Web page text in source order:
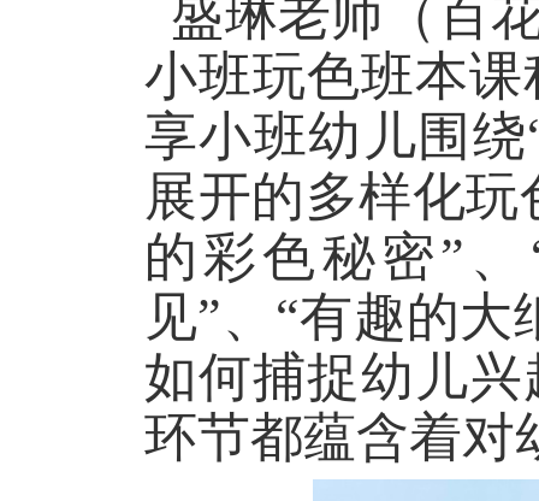
盛琳老师（百
小班玩色班本
享小班幼儿围绕
展开的多样化
的彩色秘密”
见”、“有趣的
如何捕捉幼儿
环节都蕴含着对